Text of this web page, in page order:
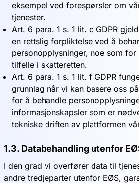
eksempel ved forespørsler om
tjenester.
Art. 6 para. 1 s. 1 lit. c GDPR
en rettslig forpliktelse ved å
personopplysninger, noe som
tilfelle i skatteretten.
Art. 6 para. 1 s. 1 lit. f GDPR
grunnlag når vi kan basere oss
for å behandle
informasjonskapsler som er
tekniske driften av plattformen
1.3. Databehandling utenfor
I den grad vi overfører data til
andre tredjeparter utenfor EØS,